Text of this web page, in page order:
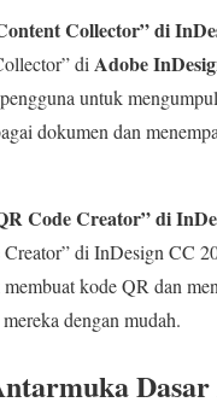
Collector” di
di Adobe
untuk
dokumen dan
Code Creator” di
di InDesign CC
kode QR dan
dengan mudah.
Dasar